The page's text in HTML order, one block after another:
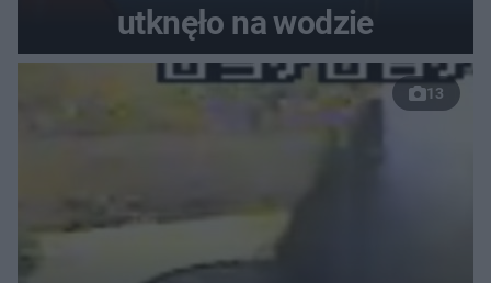
utknęło na wodzie
13